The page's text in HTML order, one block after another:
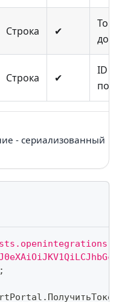
Строка ✔
Строка ✔
ID
- сериализованный
;
.